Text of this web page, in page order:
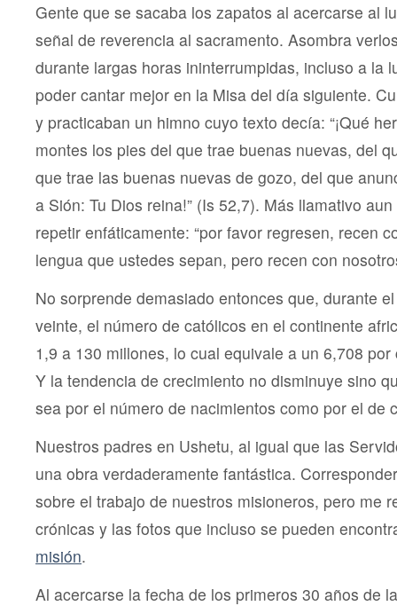
Gente que se sacaba los zapatos al acercarse al
señal de reverencia al sacramento. Asombra
durante largas horas ininterrumpidas, incluso a la
poder cantar mejor en la Misa del día siguiente.
y practicaban un himno cuyo texto decía: “¡Qué
montes los pies del que trae buenas nuevas, del
que trae las buenas nuevas de gozo, del que
a Sión: Tu Dios reina!” (Is 52,7). Más llamativo
repetir enfáticamente: “por favor regresen, recen
lengua que ustedes sepan, pero recen con
No sorprende demasiado entonces que, durante
veinte, el número de católicos en el continente
1,9 a 130 millones, lo cual equivale a un 6,708
Y la tendencia de crecimiento no disminuye sino
sea por el número de nacimientos como por el de
Nuestros padres en Ushetu, al igual que las
una obra verdaderamente fantástica.
sobre el trabajo de nuestros misioneros, pero me
crónicas y las fotos que incluso se pueden
misión.
Al acercarse la fecha de los primeros 30 años de